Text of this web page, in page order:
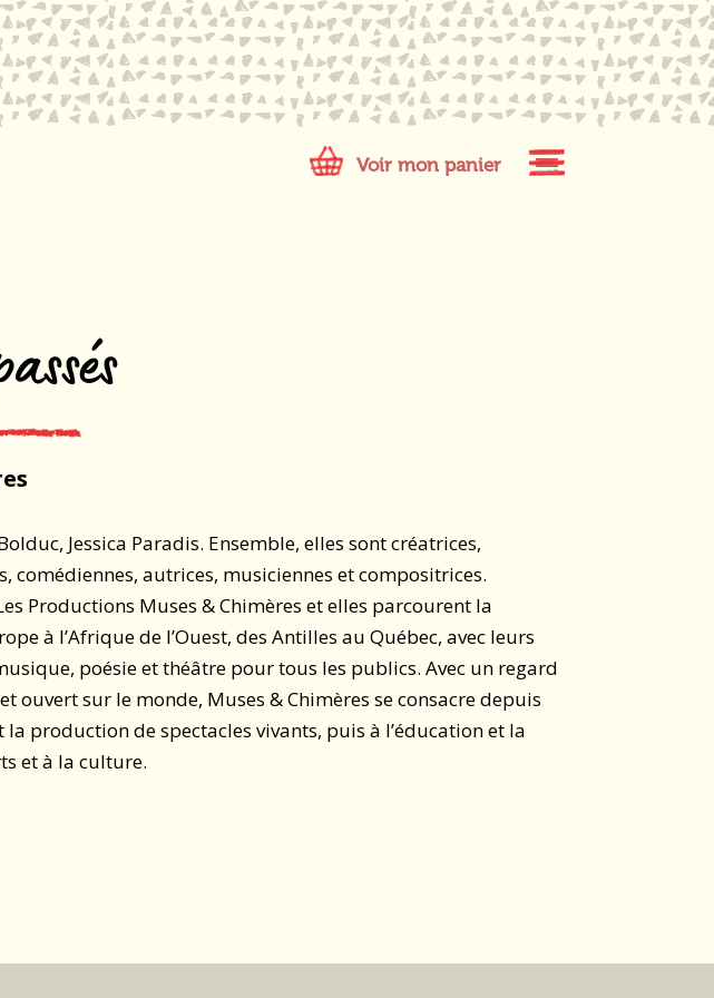
Voir mon panier
Jessica Paradis. Ensemble, elles sont créatrices,
comédiennes, autrices, musiciennes et compositrices.
Productions Muses & Chimères et elles parcourent la
à l’Afrique de l’Ouest, des Antilles au Québec, avec leurs
poésie et théâtre pour tous les publics.Avec un regard
ouvert sur le monde, Muses & Chimères se consacre depuis
la production de spectacles vivants, puis à l’éducation et la
et à la culture.